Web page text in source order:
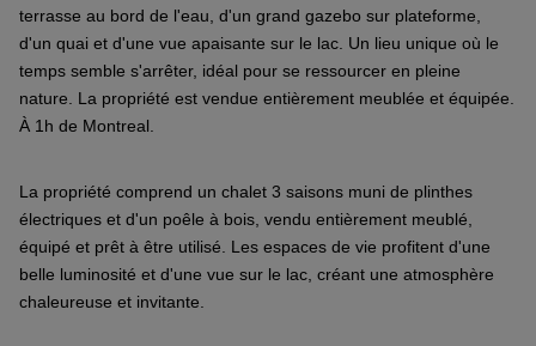
terrasse au bord de l'eau, d'un grand gazebo sur plateforme,
d'un quai et d'une vue apaisante sur le lac. Un lieu unique où le
temps semble s'arrêter, idéal pour se ressourcer en pleine
nature. La propriété est vendue entièrement meublée et équipée.
À 1h de Montreal.
La propriété comprend un chalet 3 saisons muni de plinthes
électriques et d'un poêle à bois, vendu entièrement meublé,
équipé et prêt à être utilisé. Les espaces de vie profitent d'une
belle luminosité et d'une vue sur le lac, créant une atmosphère
chaleureuse et invitante.